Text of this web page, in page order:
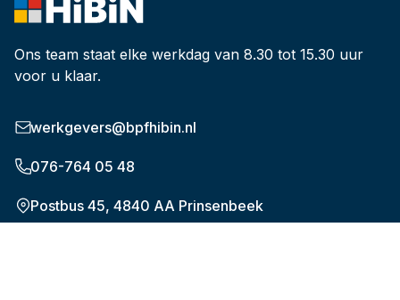
Ons team staat elke werkdag van 8.30 tot 15.30 uur
voor u klaar.
werkgevers@bpfhibin.nl
076-764 05 48
Postbus 45, 4840 AA Prinsenbeek